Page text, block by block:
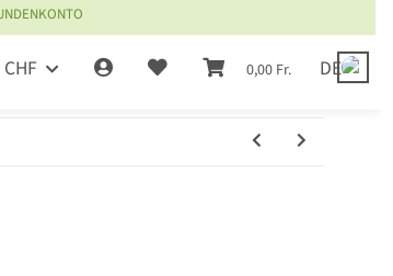
CHF 0,00 Fr. DE